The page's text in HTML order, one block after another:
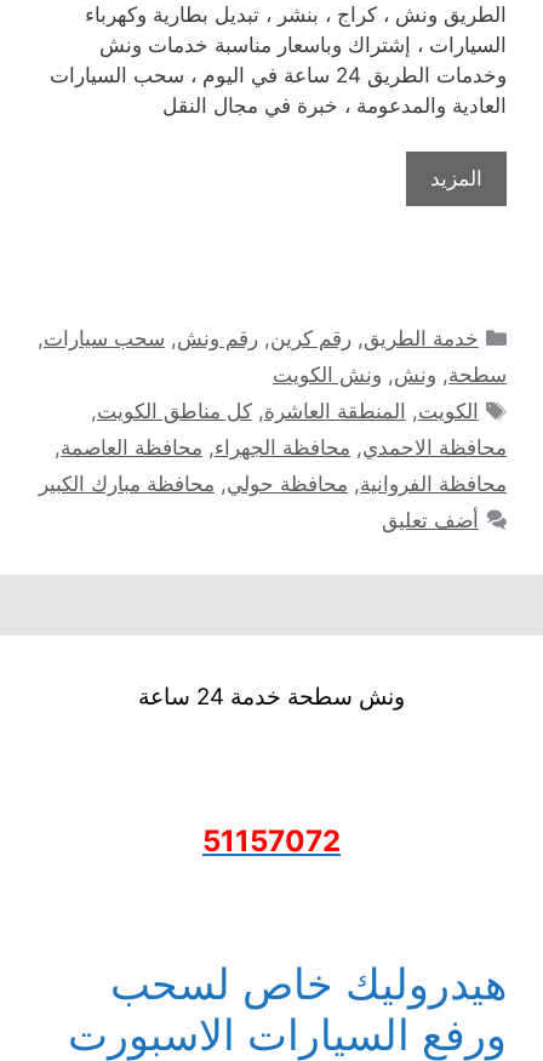
الطريق ونش ، كراج ، بنشر ، تبديل بطارية وكهرباء
السيارات ، إشتراك وباسعار مناسبة خدمات ونش
وخدمات الطريق 24 ساعة في اليوم ، سحب السيارات
العادية والمدعومة ، خبرة في مجال النقل
المزيد
التصنيفات
خدمة الطريق,رقم كرين,رقم ونش, سحب سيارات,
سطحة, ونش, ونش الكويت
الوسوم
الكويت, المنطقة العاشرة,كل مناطق الكويت,
محافظة الاحمدي, محافظة الجهراء, محافظة العاصمة,
محافظة الفروانية, محافظة حولي, محافظة مبارك الكبير
أضف تعليق
ونش سطحة خدمة 24 ساعة
51157072
هيدروليك خاص لسحب
ورفع السيارات الاسبورت